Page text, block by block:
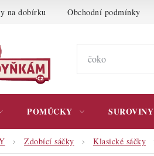
na dobírku Obchodní podmínky
POMŮCKY SUROVINY
Zdobící sáčky Klasické sáčky